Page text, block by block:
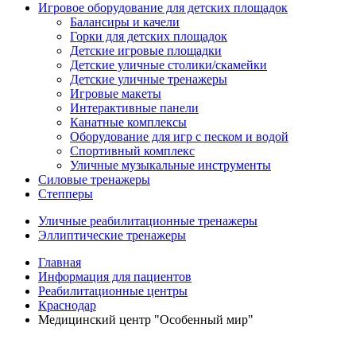
Игровое оборудование для детских площадок
Балансиры и качели
Горки для детских площадок
Детские игровые площадки
Детские уличные столики/скамейки
Детские уличные тренажеры
Игровые макеты
Интерактивные панели
Канатные комплексы
Оборудование для игр с песком и водой
Спортивный комплекс
Уличные музыкальные инструменты
Силовые тренажеры
Степперы
Уличные реабилитационные тренажеры
Эллиптические тренажеры
Главная
Информация для пациентов
Реабилитационные центры
Краснодар
Медицинский центр "Особенный мир"